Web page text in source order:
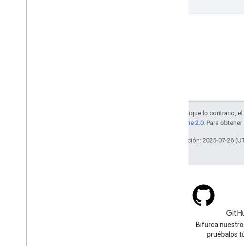
Salvo que se indique lo contrario,
licencia Apache 2.0 . Para
Última actualización: 2025-07-26
Bifurca
pruébalos